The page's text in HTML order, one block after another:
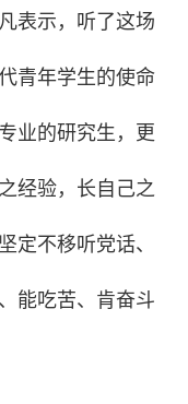
表示，听了这场
青年学生的使命
业的研究生，更
经验，长自己之
定不移听党话、
能吃苦、肯奋斗